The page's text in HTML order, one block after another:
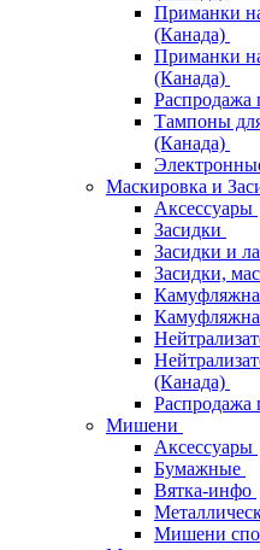
Приманки
(Канада)
Приманки
(Канада)
Тампоны
(Канада)
Маскировка и
Аксессуары
Засидки
Засидки и
Засидки,
(Канада)
Мишени
Аксессуары
Бумажные
Вятка-инфо
Мишени